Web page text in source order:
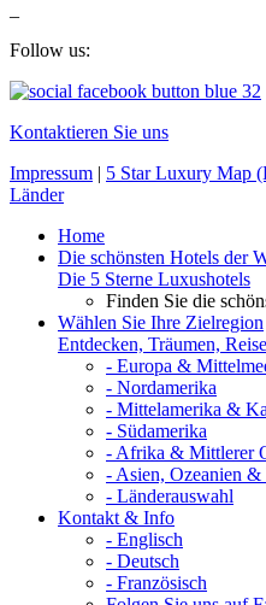
Follow us:
Kontaktieren Sie uns
Impressum | 5 Star Luxury Map
Länder
Home
Die schönsten Hotels der
Die 5 Sterne Luxushotels
Finden Sie die
Wählen Sie Ihre Zielregion
Entdecken, Träumen,
- Europa &
- Nordamerika
- Mittelamerika &
- Südamerika
- Afrika & Mittlerer
- Asien, Ozeanien
- Länderauswahl
Kontakt & Info
- Englisch
- Deutsch
- Französisch